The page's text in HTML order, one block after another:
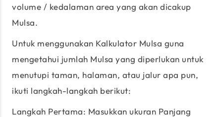
volume / kedalaman area yang akan dicakup
Mulsa.
Untuk menggunakan Kalkulator Mulsa guna
mengetahui jumlah Mulsa yang diperlukan untuk
menutupi taman, halaman, atau jalur apa pun,
ikuti langkah-langkah berikut:
Langkah Pertama: Masukkan ukuran Panjang